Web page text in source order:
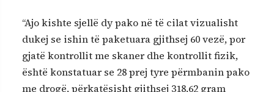
“Ajo kishte sjellë dy pako në të cilat vizualisht
dukej se ishin të paketuara gjithsej 60 vezë, por
gjatë kontrollit me skaner dhe kontrollit fizik,
është konstatuar se 28 prej tyre përmbanin pako
me drogë, përkatësisht gjithsej 318,62 gram